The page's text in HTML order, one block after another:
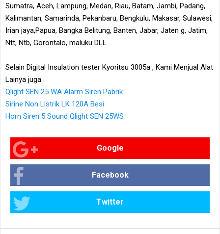
Sumatra, Aceh, Lampung, Medan, Riau, Batam, Jambi, Padang,
Kalimantan, Samarinda, Pekanbaru, Bengkulu, Makasar, Sulawesi,
Irian jaya,Papua, Bangka Belitung, Banten, Jabar, Jaten g, Jatim,
Ntt, Ntb, Gorontalo, maluku DLL
Selain Digital Insulation tester Kyoritsu 3005a , Kami Menjual Alat
Lainya juga :
Qlight SEN 25 WA Alarm Siren Pabrik
Sirine Non Listrik LK 120A Besi
Horn Siren 5 Sound Qlight SEN 25WS
Google
Facebook
Twitter